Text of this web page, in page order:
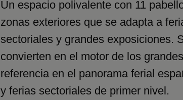
Un espacio polivalente con 11
zonas exteriores que se adapta a
sectoriales y grandes exposiciones.
convierten en el motor de los
referencia en el panorama ferial
y ferias sectoriales de primer nivel.